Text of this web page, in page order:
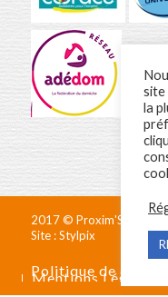
2017 © Proxim'Services
Site :Stylpix
Politique de
Mentions Légales
site
la